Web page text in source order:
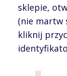
sklepie,
(nie martw
kliknij